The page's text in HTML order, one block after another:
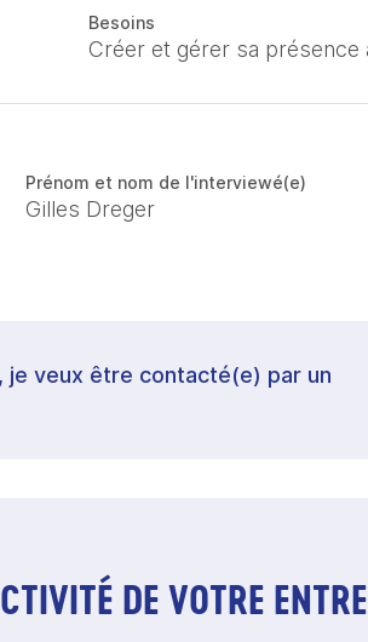
Besoins
Créer et gérer sa présence
Prénom et nom de l'interviewé(e)
Gilles Dreger
je veux être contacté(e) par un
DE VOTRE